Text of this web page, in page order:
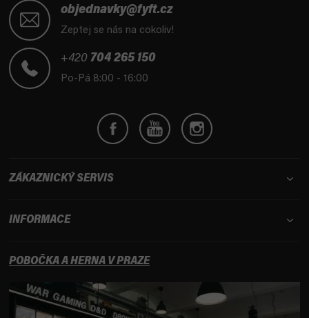
objednavky@fyft.cz
Zeptej se nás na cokoliv!
+420 704 265 150
Po-Pá 8:00 - 16:00
ZÁKAZNICKÝ SERVIS
INFORMACE
POBOČKA A HERNA V PRAZE